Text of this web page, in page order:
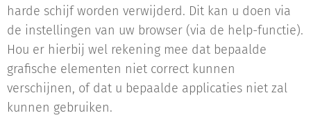
harde schijf worden verwijderd. Dit kan u doen via
de instellingen van uw browser (via de help-functie).
Hou er hierbij wel rekening mee dat bepaalde
grafische elementen niet correct kunnen
verschijnen, of dat u bepaalde applicaties niet zal
kunnen gebruiken.